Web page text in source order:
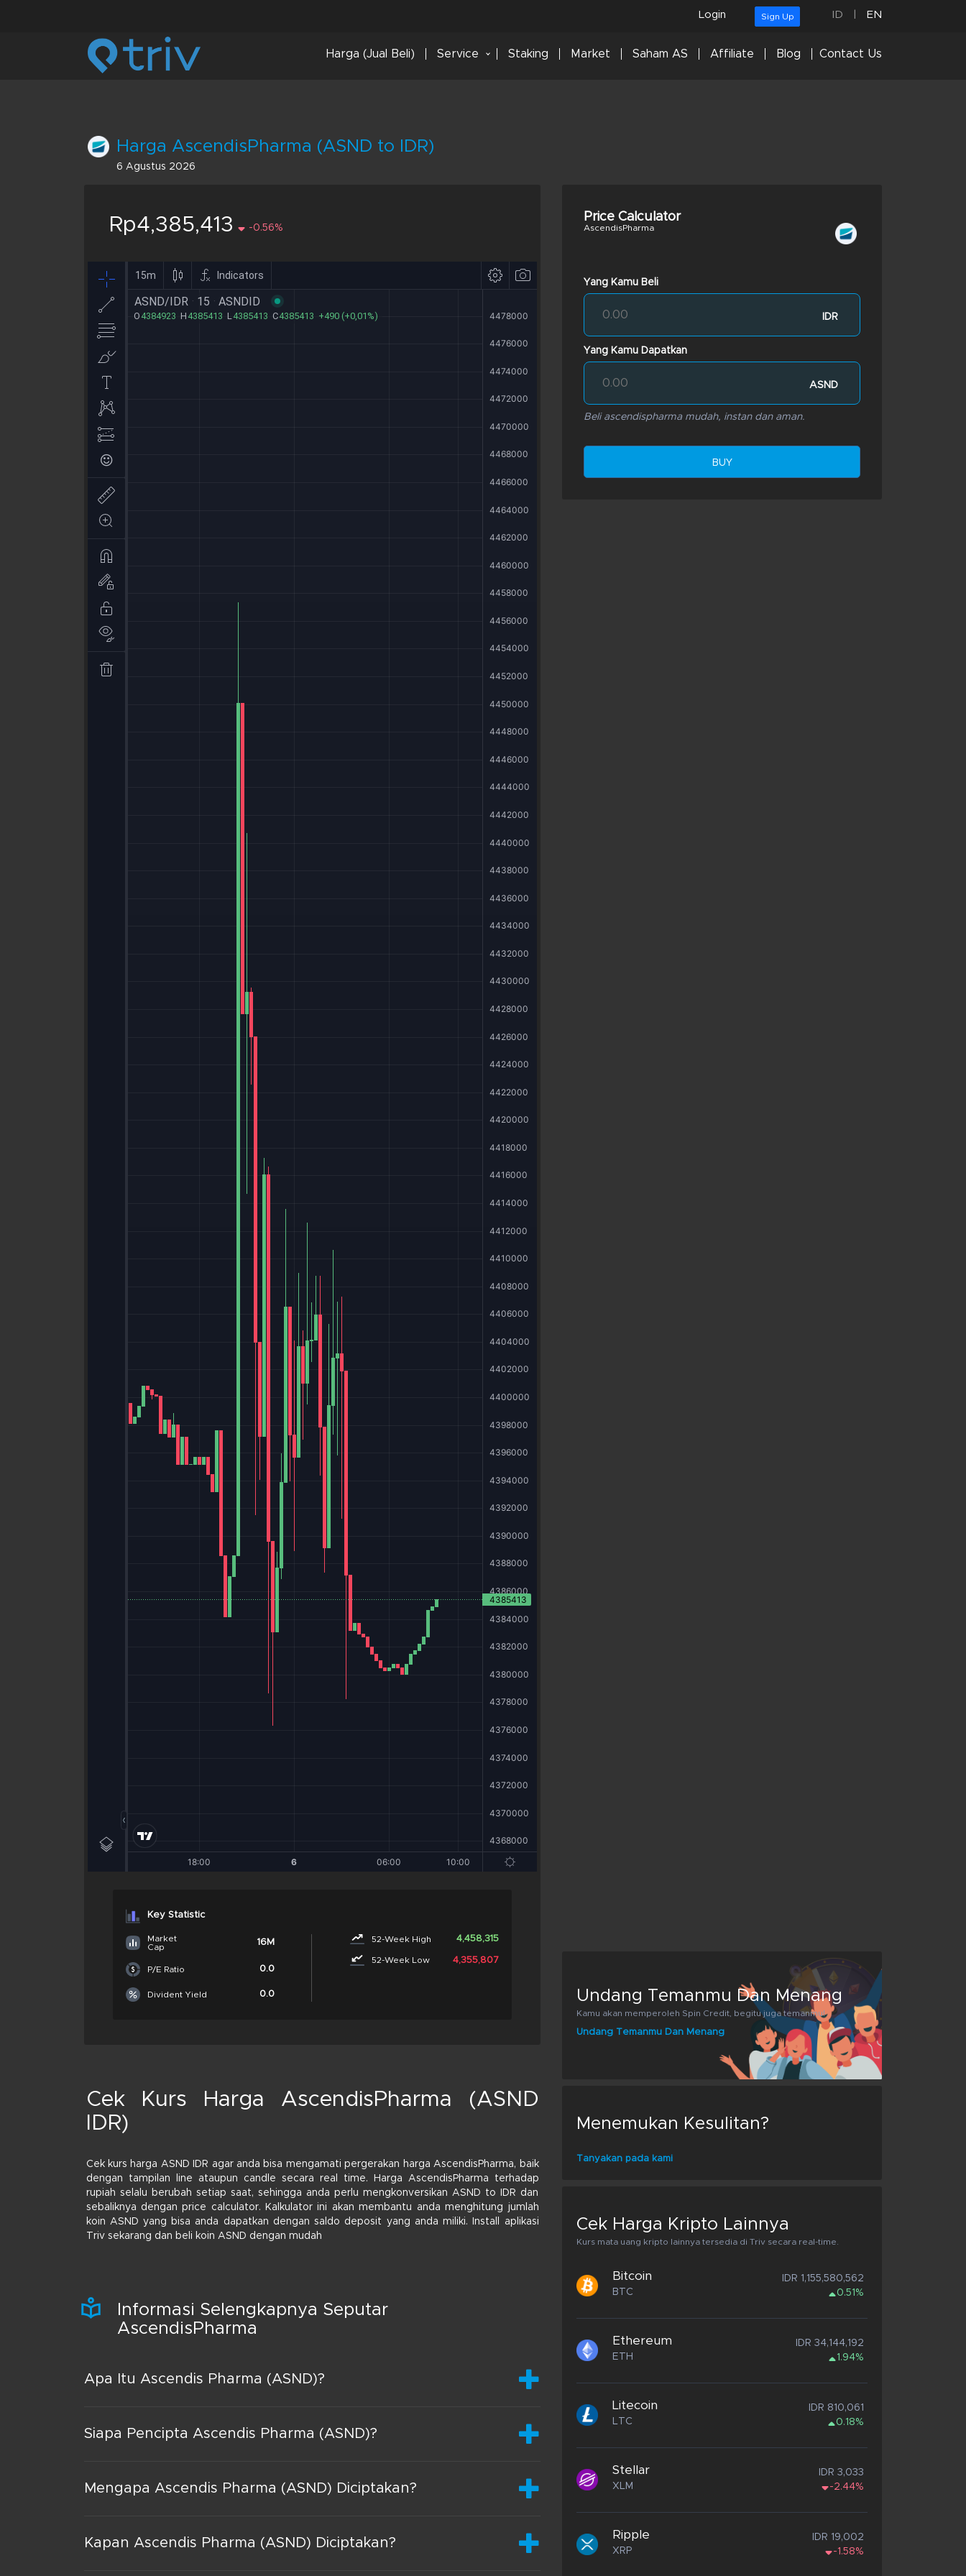
Login Sign Up ID EN
Harga (Jual Beli) Service Staking Market Saham AS Affiliate Blog Contact Us
Harga AscendisPharma (ASND to IDR)
6 Agustus 2026
Rp4,385,413 -0.56%
Key Statistic
Market
Cap
16M
P/E Ratio 0.0
Divident Yield 0.0
52-Week High 4,458,315
52-Week Low 4,355,807
Price Calculator
AscendisPharma
Yang Kamu Beli
IDR
Yang Kamu Dapatkan
ASND
Beli ascendispharma mudah, instan dan aman.
BUY
Cek Kurs Harga AscendisPharma (ASND
IDR)
Cek kurs harga ASND IDR agar anda bisa mengamati pergerakan harga AscendisPharma, baik
dengan tampilan line ataupun candle secara real time. Harga AscendisPharma terhadap
rupiah selalu berubah setiap saat, sehingga anda perlu mengkonversikan ASND to IDR dan
sebaliknya dengan price calculator. Kalkulator ini akan membantu anda menghitung jumlah
koin ASND yang bisa anda dapatkan dengan saldo deposit yang anda miliki. Install aplikasi
Triv sekarang dan beli koin ASND dengan mudah
Informasi Selengkapnya Seputar
AscendisPharma
Apa Itu Ascendis Pharma (ASND)?
Siapa Pencipta Ascendis Pharma (ASND)?
Mengapa Ascendis Pharma (ASND) Diciptakan?
Kapan Ascendis Pharma (ASND) Diciptakan?
Undang Temanmu Dan Menang
Kamu akan memperoleh Spin Credit, begitu juga temanmu!
Undang Temanmu Dan Menang
Menemukan Kesulitan?
Tanyakan pada kami
Cek Harga Kripto Lainnya
Kurs mata uang kripto lainnya tersedia di Triv secara real-time.
Bitcoin
BTC
IDR 1,155,580,562
0.51%
Ethereum
ETH
IDR 34,144,192
1.94%
Litecoin
LTC
IDR 810,061
0.18%
Stellar
XLM
IDR 3,033
-2.44%
Ripple
XRP
IDR 19,002
-1.58%